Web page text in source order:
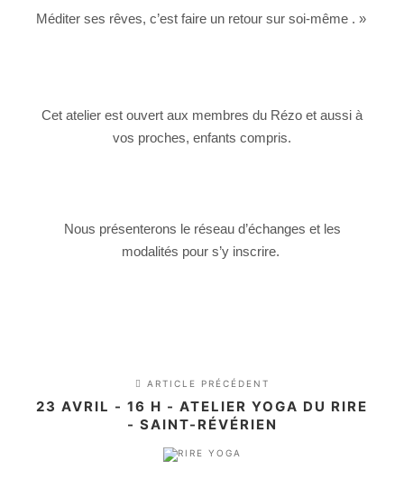
Méditer ses rêves, c’est faire un retour sur soi-même . »
Cet atelier est ouvert aux membres du Rézo et aussi à
vos proches, enfants compris.
Nous présenterons le réseau d’échanges et les
modalités pour s’y inscrire.
ARTICLE PRÉCÉDENT
23 AVRIL - 16 H - ATELIER YOGA DU RIRE
- SAINT-RÉVÉRIEN